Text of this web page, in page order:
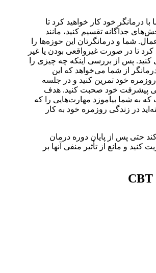
درمانگر خود کار خواهید کرد تا
جداگانه تقسیم کنید، مانند
شما و درمانگرتان این حوزه‌ها را
کرد تا در صورت غیرواقعی بودن یا غیر
کنید. پس از بررسی اینکه چه چیزی را
درمانگر از شما می‌خواهد که این
خود تمرین کنید و در جلسه
پیشرفت خود صحبت کنید. هدف
که به شما بیاموزد مهارت‌هایی را که
در زندگی روزمره خود به کار
حتی پس از پایان دوره درمان
و مانع از تأثیر منفی آنها بر